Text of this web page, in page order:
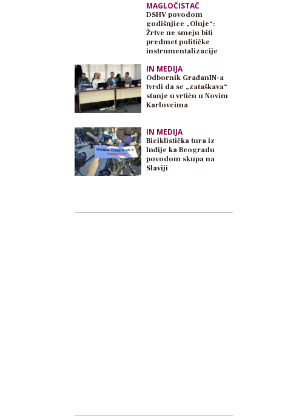
MAGLOČISTAČ
DSHV povodom
godišnjice „Oluje“:
Žrtve ne smeju biti
predmet političke
instrumentalizacije
IN MEDIJA
Odbornik GrađanIN-a
tvrdi da se „zataškava“
stanje u vrtiću u Novim
Karlovcima
IN MEDIJA
Biciklistička tura iz
Inđije ka Beogradu
povodom skupa na
Slaviji